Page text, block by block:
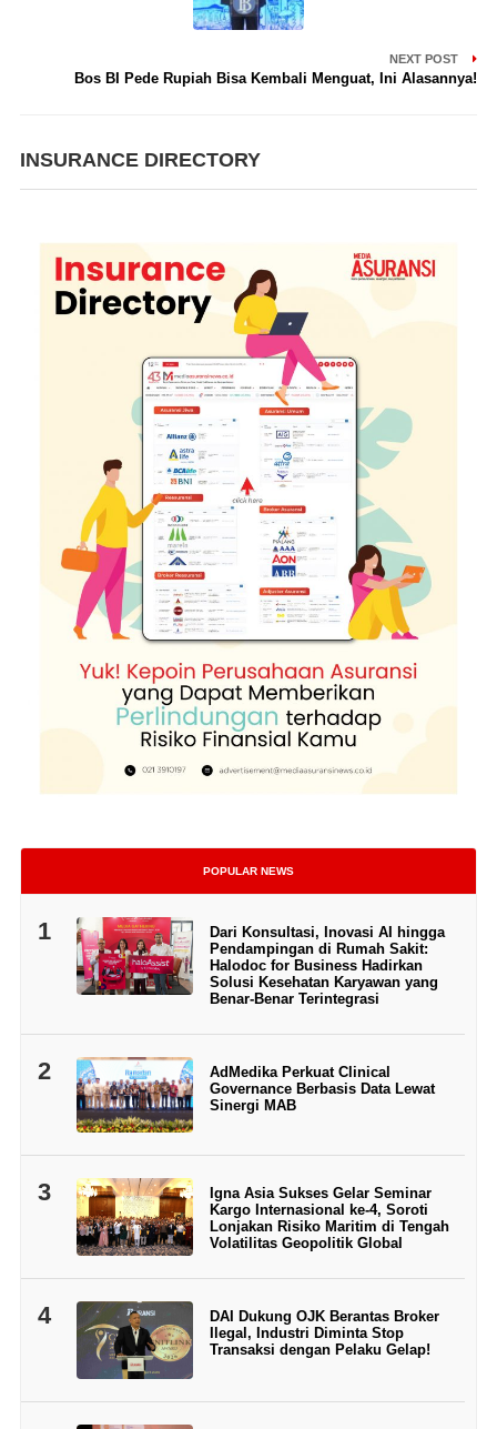
NEXT POST
Bos BI Pede Rupiah Bisa Kembali Menguat, Ini Alasannya!
INSURANCE DIRECTORY
POPULAR NEWS
1
Dari Konsultasi, Inovasi AI hingga
Pendampingan di Rumah Sakit:
Halodoc for Business Hadirkan
Solusi Kesehatan Karyawan yang
Benar-Benar Terintegrasi
2
AdMedika Perkuat Clinical
Governance Berbasis Data Lewat
Sinergi MAB
3
Igna Asia Sukses Gelar Seminar
Kargo Internasional ke-4, Soroti
Lonjakan Risiko Maritim di Tengah
Volatilitas Geopolitik Global
4
DAI Dukung OJK Berantas Broker
Ilegal, Industri Diminta Stop
Transaksi dengan Pelaku Gelap!